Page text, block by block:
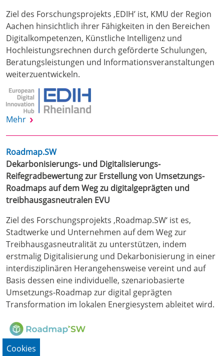
Ziel des Forschungsprojekts ‚EDIH’ ist, KMU der Region
Aachen hinsichtlich ihrer Fähigkeiten in den Bereichen
Digitalkompetenzen, Künstliche Intelligenz und
Hochleistungsrechnen durch geförderte Schulungen,
Beratungsleistungen und Informationsveranstaltungen
weiterzuentwickeln.
Mehr
Roadmap.SW
Dekarbonisierungs- und Digitalisierungs-
Reifegradbewertung zur Erstellung von Umsetzungs-
Roadmaps auf dem Weg zu digitalgeprägten und
treibhausgasneutralen EVU
Ziel des Forschungsprojekts ,Roadmap.SW‘ ist es,
Stadtwerke und Unternehmen auf dem Weg zur
Treibhausgasneutralität zu unterstützen, indem
erstmalig Digitalisierung und Dekarbonisierung in einer
interdisziplinären Herangehensweise vereint und auf
Basis dessen eine individuelle, szenariobasierte
Umsetzungs-Roadmap zur digital geprägten
Transformation im lokalen Energiesystem ableitet wird.
Mehr
Cookies